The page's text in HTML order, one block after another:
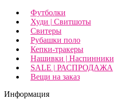
Футболки
Худи | Свитшоты
Свитеры
Рубашки поло
Кепки-тракеры
Нашивки | Наспинники
SALE | РАСПРОДАЖА
Вещи на заказ
Информация